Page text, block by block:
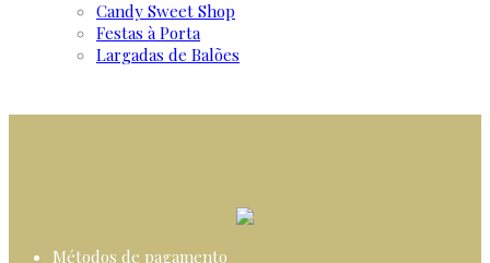
Candy Sweet Shop
Festas à Porta
Largadas de Balões
Métodos de pagamento